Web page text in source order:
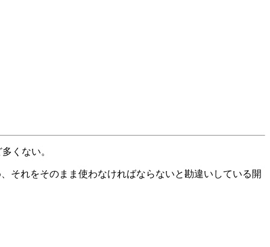
くない。
それをそのまま使わなければならないと勘違いしている開